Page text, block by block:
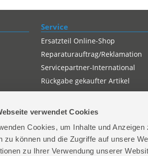
verwendet Cookies
Cookies, um Inhalte und
zu können und die Zugriffe auf unsere
zu Ihrer Verwendung unserer
Service
Ersatzteil Online-Shop
Reparaturauftrag/Reklamation
Servicepartner-International
Rückgabe gekaufter Artikel